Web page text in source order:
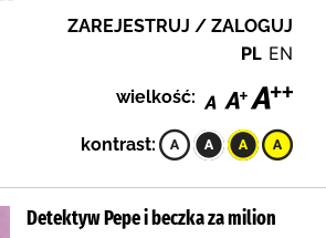
ZAREJESTRUJ / ZALOGUJ
PL EN
wielkość:
kontrast:
Detektyw Pepe i beczka za milion